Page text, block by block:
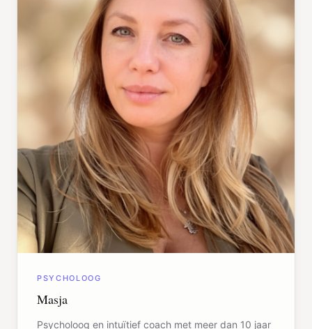
PSYCHOLOOG
Masja
Psycholoog en intuïtief coach met meer dan 10 jaar